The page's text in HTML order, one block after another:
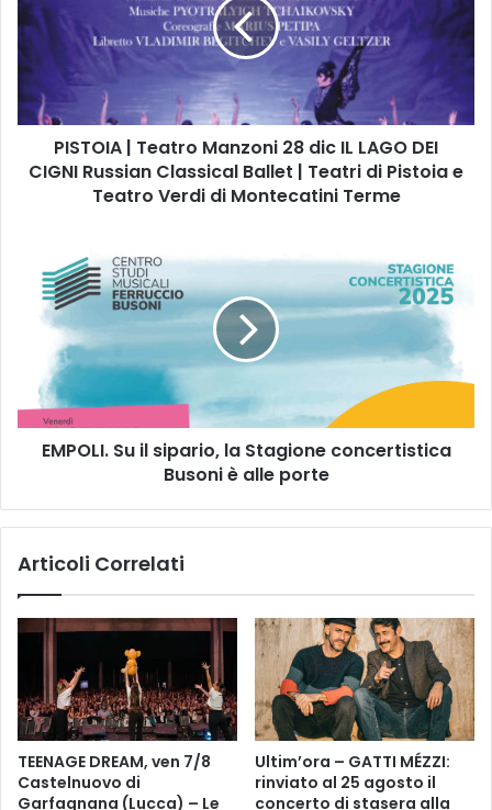
T
O
I
A
|
T
c
L
G
E
I
C
G
PISTOIA | Teatro Manzoni 28 dic IL LAGO DEI
CIGNI Russian Classical Ballet | Teatri di Pistoia e
Teatro Verdi di Montecatini Terme
u
a
o
a
S
a
g
EMPOLI. Su il sipario, la Stagione concertistica
Busoni è alle porte
Articoli Correlati
TEENAGE DREAM, ven 7/8
Castelnuovo di
Garfagnana (Lucca) – Le
Ultim’ora – GATTI MÉZZI:
rinviato al 25 agosto il
concerto di stasera alla